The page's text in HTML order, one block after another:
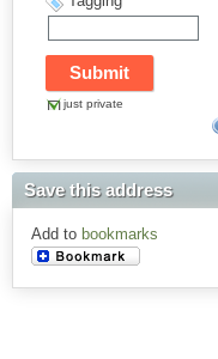
just private
Save this address
Add to bookmarks